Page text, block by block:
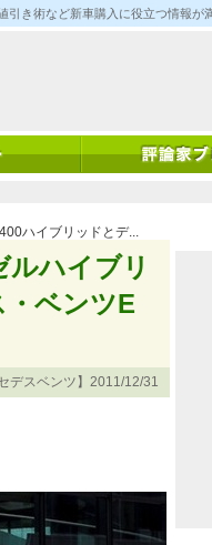
き術など新車購入に役立つ情報が
ハイブリッドとデ...
ルハイブリ
ベンツE
セデスベンツ】2011/12/31